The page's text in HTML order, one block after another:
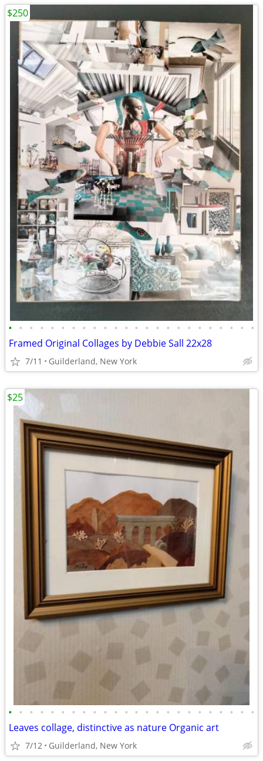
• • • • • • • • • • • • • • • • • • • • • • • •
Framed Original Collages by Debbie Sall 22x28
7/11 Guilderland, New York
$250
• • • • • • • • • • • • • • • • • • • • • • • •
Leaves collage, distinctive as nature Organic art
7/12 Guilderland, New York
$25